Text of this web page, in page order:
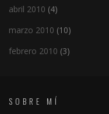
abril 2010 (4)
marzo 2010 (10)
febrero 2010 (3)
SOBRE MÍ